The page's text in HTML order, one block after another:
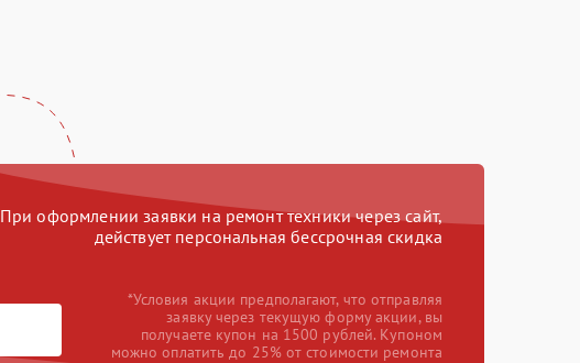
При оформлении заявки на ремонт техники через сайт,
действует персональная бессрочная скидка
*Условия акции предполагают, что отправляя
заявку через текущую форму акции, вы
получаете купон на 1500 рублей. Купоном
можно оплатить до 25% от стоимости ремонта